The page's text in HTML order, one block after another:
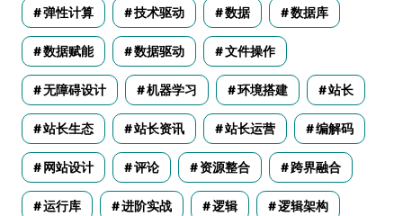
弹性计算 技术驱动 数据 数据库
数据赋能 数据驱动 文件操作
无障碍设计 机器学习 环境搭建 站长
站长生态 站长资讯 站长运营 编解码
网站设计 评论 资源整合 跨界融合
运行库 进阶实战 逻辑 逻辑架构